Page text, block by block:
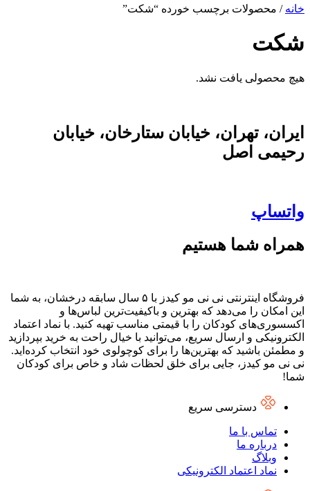
خانه / محصولات برچسب خورده “شکت”
شکت
هیچ محصولی یافت نشد.
ایران، تهران، خیابان ستارخان، خیابان
رحیمی اصل
واتساپ
همراه شما هستیم
فروشگاه اینترنتی نی نی مو کیدز با ۵ سال سابقه درخشان، به شما
این امکان را می‌دهد که بهترین و باکیفیت‌ترین لباس‌ها و
اکسسوری‌های کودکان را با قیمتی مناسب تهیه کنید. با نماد اعتماد
الکترونیکی و ارسال سریع، می‌توانید با خیال راحت به خرید بپردازید
و مطمئن باشید که بهترین‌ها را برای کوچولوی خود انتخاب کرده‌اید.
نی نی مو کیدز، جایی برای خلق لحظات شاد و خاص برای کودکان
شما!
دسترسی سریع
تماس با ما
درباره ما
وبلاگ
نماد اعتماد الکترونیکی